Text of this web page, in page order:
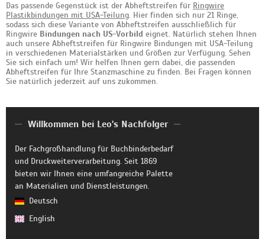
Das passende Gegenstück ist der Abheftstreifen für Ringwire
Plastikbindungen mit USA-Teilung. Hier finden sich nur 21 Ringe,
sodass sich diese Variante von Abheftstreifen ausschließlich für
Ringwire Bindungen nach US-Vorbild eignet. Natürlich stehen Ihnen
auch unsere Abheftstreifen für Ringwire Bindungen mit USA-Teilung
in verschiedenen Materialstärken und Größen zur Verfügung. Sehen
Sie sich einfach um! Wir helfen Ihnen gern dabei, die passenden
Abheftstreifen für Ihre Stanzmaschine zu finden. Bei Fragen können
Sie natürlich jederzeit auf uns zukommen.
Willkommen bei Leo's Nachfolger
Der Fachgroßhandlung für Buchbinderbedarf
und Druckweiterverarbeitung. Seit 1869
bieten wir Ihnen eine umfangreiche Palette
an Materialien und Dienstleistungen.
Deutsch
English